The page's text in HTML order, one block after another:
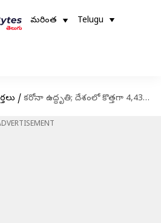
మరింత Telugu
/ కరోనా ఉద్ధృతి; దేశంలో కొత్తగా 4,435మంది వైరస్; 163 రోజుల్లో ఇదే అత్యధికం